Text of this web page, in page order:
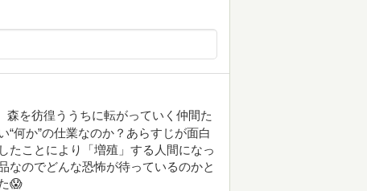
を彷徨ううちに転がっていく仲間た
何か”の仕業なのか？あらすじが面白
たことにより「増殖」する人間になっ
なのでどんな恐怖が待っているのかと
😱